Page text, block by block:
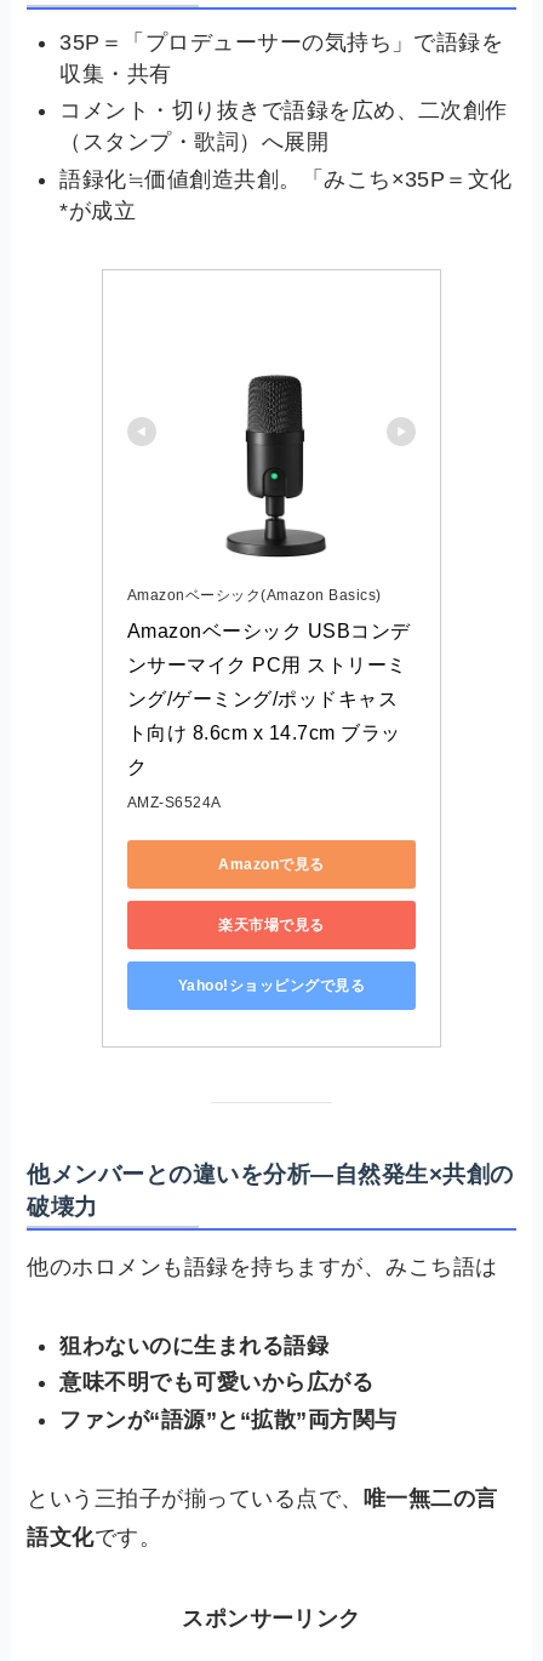
35P＝「プロデューサーの気持ち」で語録を
収集・共有
コメント・切り抜きで語録を広め、二次創作
（スタンプ・歌詞）へ展開
語録化≒価値創造共創。「みこち×35P＝文化
*が成立
Amazonベーシック(Amazon Basics)
Amazonベーシック USBコンデ
ンサーマイク PC用 ストリーミ
ング/ゲーミング/ポッドキャス
ト向け ‎8.6cm x 14.7cm ブラッ
ク
AMZ-S6524A
Amazonで見る
楽天市場で見る
Yahoo!ショッピングで見る
他メンバーとの違いを分析—自然発生×共創の
破壊力
他のホロメンも語録を持ちますが、みこち語は
狙わないのに生まれる語録
意味不明でも可愛いから広がる
ファンが“語源”と“拡散”両方関与
という三拍子が揃っている点で、
唯一無二の言
語文化です。
スポンサーリンク